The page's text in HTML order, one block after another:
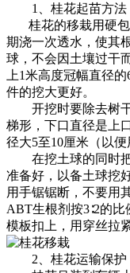
1、桂花起苗方法
桂花的移栽用硬包
期浇一次透水，使其
球，不会因土壤过干
上1米高度冠幅直径
件的挖大更好。
开挖时要除去树干
梯形，下口直径是上
径大5至10厘米（以便
在挖土球的同时把
准备好，以备土球挖
用手锯锯断，不要用
ABT生根剂按3∶2的
模板扣上，用穿丝拉
2、桂花运输保护